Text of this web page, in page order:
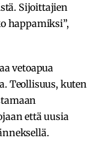
Sijoittajien
happamiksi”,
vetoapua
Teollisuus, kuten
että uusia